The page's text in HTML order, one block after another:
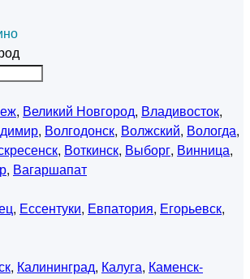
, Великий Новгород, Владивосток,
, Волгодонск, Волжский, Вологда,
, Воткинск, Выборг, Винница,
, Вагаршапат
, Ессентуки, Евпатория, Егорьевск,
, Калининград, Калуга, Каменск-